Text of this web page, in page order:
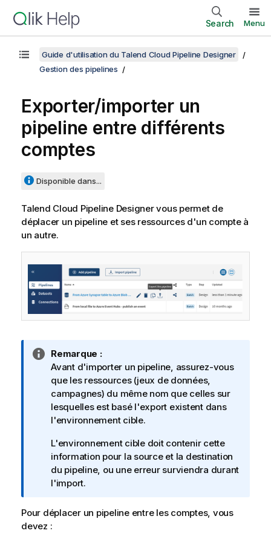
Search Menu
Guide d'utilisation du Talend Cloud Pipeline Designer
Gestion des pipelines
Exporter/importer un
pipeline entre différents
comptes
Disponible dans...
Talend Cloud Pipeline Designervous permet de
déplacer un pipeline et ses ressources d'un compte à
un autre.
N
o
t
e
I
n
o
r
m
a
i
o
Remarque :
Avant d'importer un pipeline, assurez-vous
que les ressources (jeux de données,
campagnes) du même nom que celles sur
lesquelles est basé l'export existent dans
l'environnement cible.
L'environnement cible doit contenir cette
information pour la source et la destination
du pipeline, ou une erreur surviendra durant
l'import.
Pour déplacer un pipeline entre les comptes, vous
devez :